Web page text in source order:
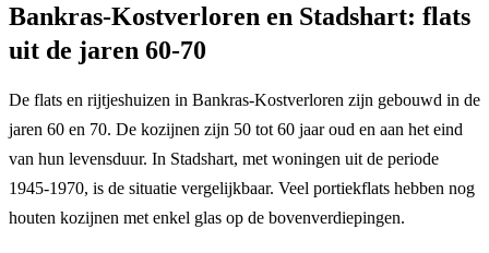
Bankras-Kostverloren en Stadshart: flats
uit de jaren 60-70
De flats en rijtjeshuizen in Bankras-Kostverloren zijn gebouwd in de
jaren 60 en 70. De kozijnen zijn 50 tot 60 jaar oud en aan het eind
van hun levensduur. In Stadshart, met woningen uit de periode
1945-1970, is de situatie vergelijkbaar. Veel portiekflats hebben nog
houten kozijnen met enkel glas op de bovenverdiepingen.